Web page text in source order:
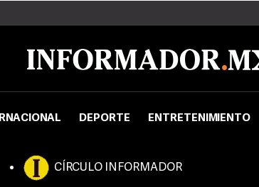
DEPORTE ENTRETENIMIENTO
CÍRCULO INFORMADOR